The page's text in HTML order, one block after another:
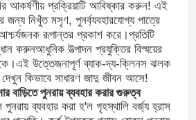
আকর্ষণীয় প্রক্রিয়াটি আবিষ্কার করুন! এই
জন্য নিখুঁত মসৃণ, পুনর্ব্যবহারযোগ্য পাত্রে
রূপান্তর প্রকাশ করে।প্রতিটি
করুনআধুনিক উত্পাদন প্রযুক্তির বিস্ময়ের
উত্তেজনাপূর্ণ ব্যাক-দ্য-ক্লিনস ঝলক
কিভাবে সাধারণ জাদু জীবন আসে!
বাড়িতে পুনরায় ব্যবহার করার গুরুত্ব
ব্যবহার করা হ'ল গৃহস্থালি বর্জ্য হ্রাস